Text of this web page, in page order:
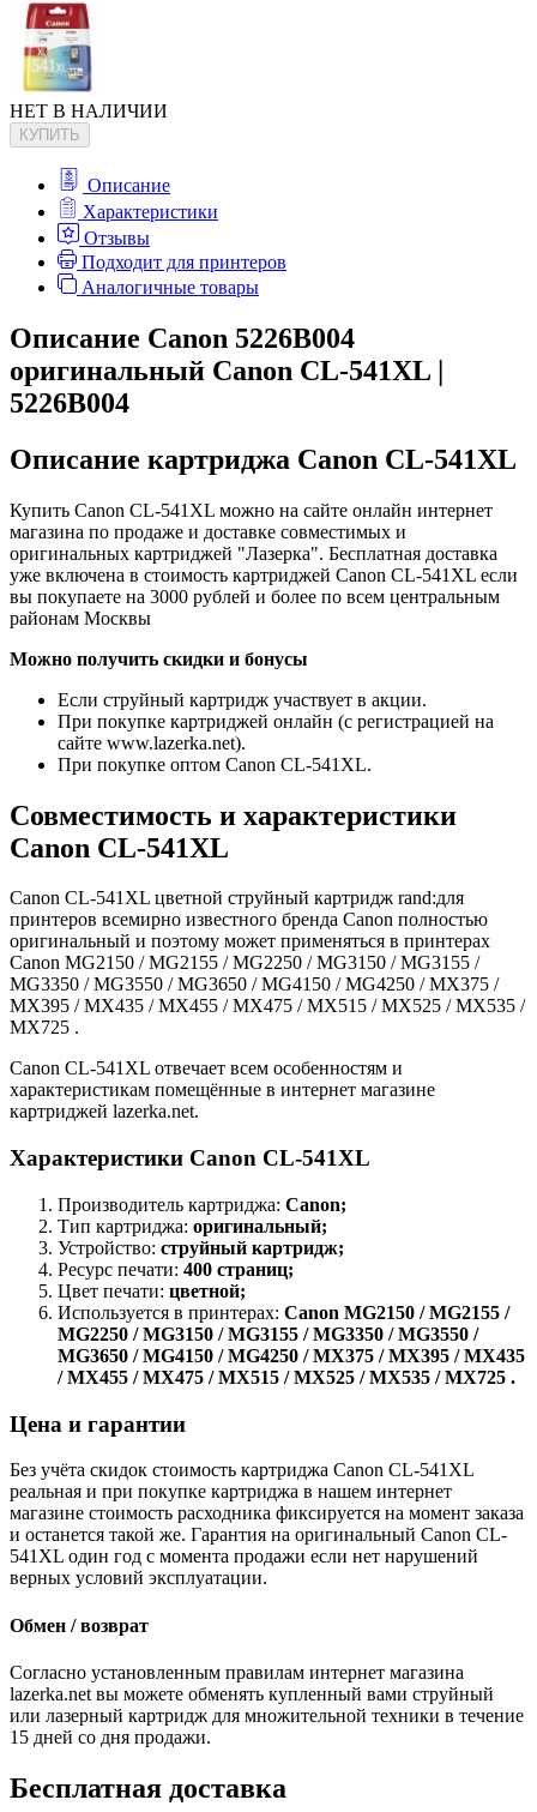
НЕТ В НАЛИЧИИ
КУПИТЬ
Описание
Характеристики
Отзывы
Подходит для принтеров
Аналогичные товары
Описание Canon 5226B004
оригинальный Canon CL-541XL |
5226B004
Описание картриджа Canon CL-541XL
Купить Canon CL-541XL можно на сайте онлайн интернет
магазина по продаже и доставке совместимых и
оригинальных картриджей "Лазерка". Бесплатная доставка
уже включена в стоимость картриджей Canon CL-541XL если
вы покупаете на 3000 рублей и более по всем центральным
районам Москвы
Можно получить скидки и бонусы
Если струйный картридж участвует в акции.
При покупке картриджей онлайн (с регистрацией на
сайте www.lazerka.net).
При покупке оптом Canon CL-541XL.
Совместимость и характеристики
Canon CL-541XL
Canon CL-541XL цветной струйный картридж rand:для
принтеров всемирно известного бренда Canon полностью
оригинальный и поэтому может применяться в принтерах
Canon MG2150 / MG2155 / MG2250 / MG3150 / MG3155 /
MG3350 / MG3550 / MG3650 / MG4150 / MG4250 / MX375 /
MX395 / MX435 / MX455 / MX475 / MX515 / MX525 / MX535 /
MX725 .
Canon CL-541XL отвечает всем особенностям и
характеристикам помещённые в интернет магазине
картриджей lazerka.net.
Характеристики Canon CL-541XL
Производитель картриджа: Canon;
Тип картриджа: оригинальный;
Устройство: струйный картридж;
Ресурс печати: 400 страниц;
Цвет печати: цветной;
Используется в принтерах: Canon MG2150 / MG2155 /
MG2250 / MG3150 / MG3155 / MG3350 / MG3550 /
MG3650 / MG4150 / MG4250 / MX375 / MX395 / MX435
/ MX455 / MX475 / MX515 / MX525 / MX535 / MX725 .
Цена и гарантии
Без учёта скидок стоимость картриджа Canon CL-541XL
реальная и при покупке картриджа в нашем интернет
магазине стоимость расходника фиксируется на момент заказа
и останется такой же. Гарантия на оригинальный Canon CL-
541XL один год с момента продажи если нет нарушений
верных условий эксплуатации.
Обмен / возврат
Согласно установленным правилам интернет магазина
lazerka.net вы можете обменять купленный вами струйный
или лазерный картридж для множительной техники в течение
15 дней со дня продажи.
Бесплатная доставка